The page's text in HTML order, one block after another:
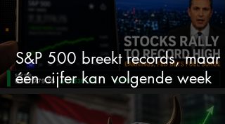
S&P 500 breekt records, maar
één cijfer kan volgende week
alles veranderen